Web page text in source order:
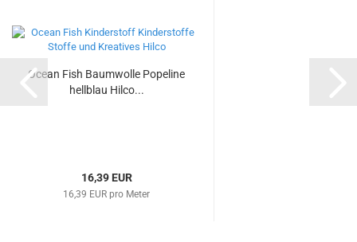
Ocean Fish Baumwolle Popeline
hellblau Hilco...
16,39 EUR
16,39 EUR pro Meter